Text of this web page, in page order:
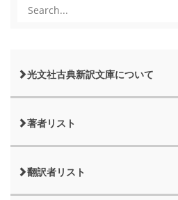
光文社古典新訳文庫について
著者リスト
翻訳者リスト